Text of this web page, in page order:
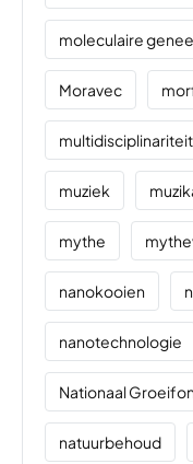
moleculaire
Moravec
multidisciplinariteit
muziek
mythe
nanokooien
nanotechnologie
Nationaal
natuurbehoud